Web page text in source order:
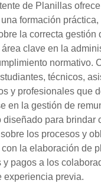
de Planillas
formación práctica,
la correcta gestión
área clave en la
normativo.
técnicos,
y profesionales que
en la gestión de
diseñado para brindar
los procesos y
la elaboración de
y pagos a los
experiencia previa.